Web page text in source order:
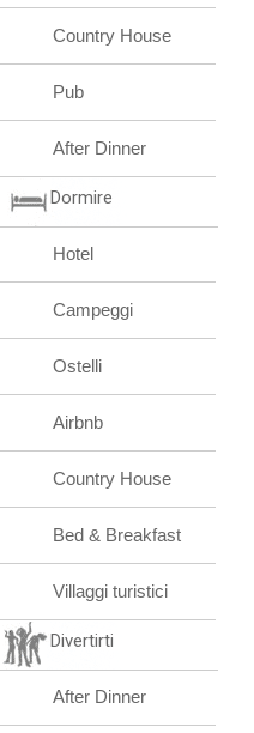
Country House
Pub
After Dinner
Dormire
Hotel
Campeggi
Ostelli
Airbnb
Country House
Bed & Breakfast
Villaggi turistici
Divertirti
After Dinner